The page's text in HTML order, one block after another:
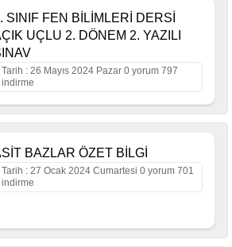
SINIF FEN BİLİMLERİ DERSİ
UÇLU 2. DÖNEM 2. YAZILI
Tarih : 26 Mayıs 2024 Pazar 0 yorum 797
indirme
BAZLAR ÖZET BİLGİ
Tarih : 27 Ocak 2024 Cumartesi 0 yorum 701
indirme